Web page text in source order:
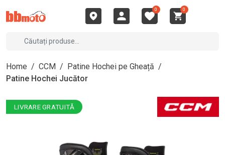
0 0
Home / CCM / Patine Hochei pe Gheață /
Patine Hochei Jucător
LIVRARE GRATUITĂ